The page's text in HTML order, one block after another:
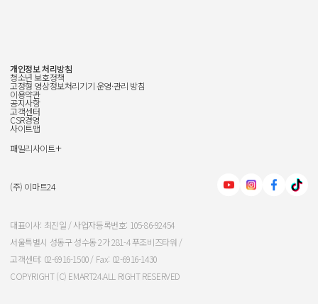
개인정보 처리방침
청소년 보호정책
고정형 영상정보처리기기 운영·관리 방침
이용약관
공지사항
고객센터
CSR경영
사이트맵
패밀리사이트+
신세계그룹
신세계백화점
이마트
신세계인터내셔날
신세계푸드
(주) 이마트24
대표이사: 최진일 / 사업자등록번호: 105-86-92454
서울특별시 성동구 성수동 2가 281-4 푸조비즈타워 /
고객센터: 02-6916-1500 / Fax: 02-6916-1430
COPYRIGHT (C) EMART24.ALL RIGHT RESERVED